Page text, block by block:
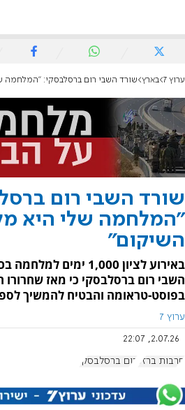
ערוץ 7 בארץ שורד השבי רום ברסלבסקי: "המלחמה
שורד השבי רום
"המלחמה שלי היא
השיקום"
באירוע לציון 1,000
השבי רום ברסלבסקי כי מאז שחרורו
בפוסט-טראומה והבטיח להמשיך
ערוץ 7
2.07.26, 22:07
חרבות ברזל רום ברסלבסקי